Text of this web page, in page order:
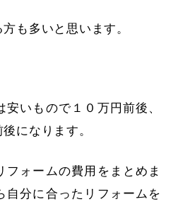
も多いと思います。
いもので１０万円前後、
になります。
フォームの費用をまとめま
自分に合ったリフォームを